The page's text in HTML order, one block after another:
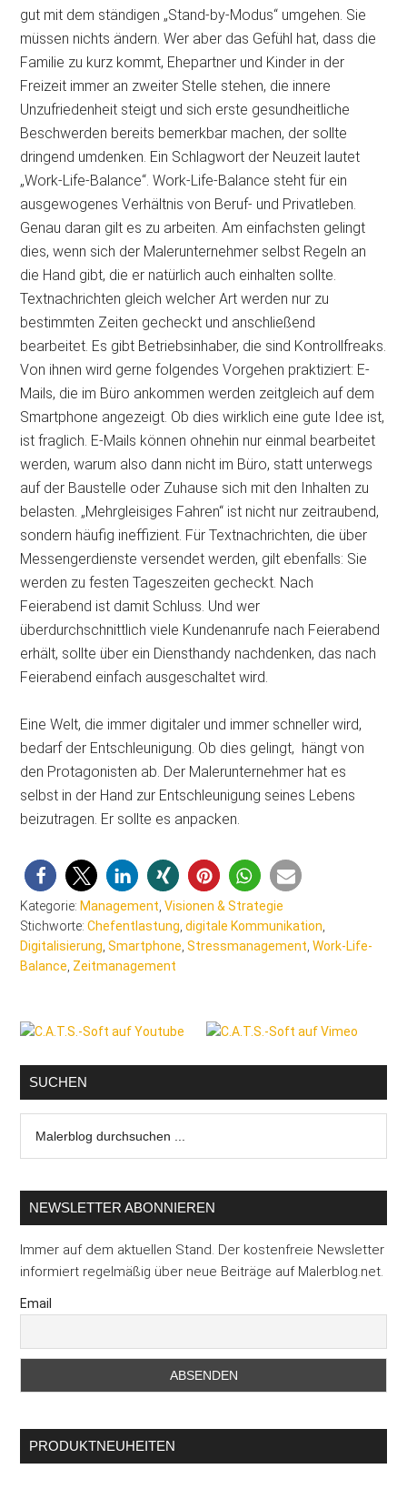
gut mit dem ständigen „Stand-by-Modus“ umgehen. Sie
müssen nichts ändern. Wer aber das Gefühl hat, dass die
Familie zu kurz kommt, Ehepartner und Kinder in der
Freizeit immer an zweiter Stelle stehen, die innere
Unzufriedenheit steigt und sich erste gesundheitliche
Beschwerden bereits bemerkbar machen, der sollte
dringend umdenken. Ein Schlagwort der Neuzeit lautet
„Work-Life-Balance“. Work-Life-Balance steht für ein
ausgewogenes Verhältnis von Beruf- und Privatleben.
Genau daran gilt es zu arbeiten. Am einfachsten gelingt
dies, wenn sich der Malerunternehmer selbst Regeln an
die Hand gibt, die er natürlich auch einhalten sollte.
Textnachrichten gleich welcher Art werden nur zu
bestimmten Zeiten gecheckt und anschließend
bearbeitet. Es gibt Betriebsinhaber, die sind Kontrollfreaks.
Von ihnen wird gerne folgendes Vorgehen praktiziert: E-
Mails, die im Büro ankommen werden zeitgleich auf dem
Smartphone angezeigt. Ob dies wirklich eine gute Idee ist,
ist fraglich. E-Mails können ohnehin nur einmal bearbeitet
werden, warum also dann nicht im Büro, statt unterwegs
auf der Baustelle oder Zuhause sich mit den Inhalten zu
belasten. „Mehrgleisiges Fahren“ ist nicht nur zeitraubend,
sondern häufig ineffizient. Für Textnachrichten, die über
Messengerdienste versendet werden, gilt ebenfalls: Sie
werden zu festen Tageszeiten gecheckt. Nach
Feierabend ist damit Schluss. Und wer
überdurchschnittlich viele Kundenanrufe nach Feierabend
erhält, sollte über ein Diensthandy nachdenken, das nach
Feierabend einfach ausgeschaltet wird.
Eine Welt, die immer digitaler und immer schneller wird,
bedarf der Entschleunigung. Ob dies gelingt, hängt von
den Protagonisten ab. Der Malerunternehmer hat es
selbst in der Hand zur Entschleunigung seines Lebens
beizutragen. Er sollte es anpacken.
Kategorie: Management ,Visionen & Strategie
Stichworte:Chefentlastung ,digitale Kommunikation
Digitalisierung ,Smartphone ,Stressmanagement ,Work-Life-
Balance Zeitmanagement
Seitenspalte
SUCHEN
durchsuchen
NEWSLETTER ABONNIEREN
Immer auf dem aktuellen Stand. Der kostenfreie Newsletter
informiert regelmäßig über neue Beiträge auf Malerblog.net.
Email
PRODUKTNEUHEITEN